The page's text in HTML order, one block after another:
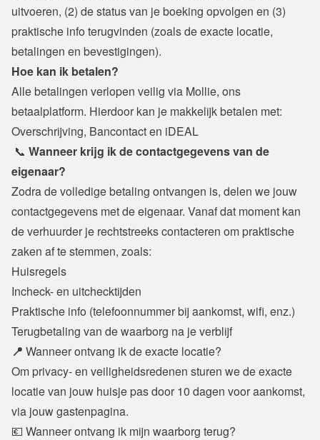
uitvoeren, (2) de status van je boeking opvolgen en (3)
praktische info terugvinden (zoals de exacte locatie,
betalingen en bevestigingen).
Hoe kan ik betalen?
Alle betalingen verlopen veilig via Mollie, ons
betaalplatform. Hierdoor kan je makkelijk betalen met:
Overschrijving, Bancontact en iDEAL
📞 Wanneer krijg ik de contactgegevens van de
eigenaar?
Zodra de volledige betaling ontvangen is, delen we jouw
contactgegevens met de eigenaar. Vanaf dat moment kan
de verhuurder je rechtstreeks contacteren om praktische
zaken af te stemmen, zoals:
Huisregels
Incheck- en uitchecktijden
Praktische info (telefoonnummer bij aankomst, wifi, enz.)
Terugbetaling van de waarborg na je verblijf
📍 Wanneer ontvang ik de exacte locatie?
Om privacy- en veiligheidsredenen sturen we de exacte
locatie van jouw huisje pas door 10 dagen voor aankomst,
via jouw gastenpagina.
💶 Wanneer ontvang ik mijn waarborg terug?